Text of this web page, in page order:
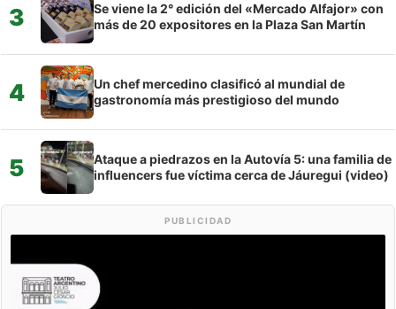
3
Se viene la 2° edición del «Mercado Alfajor» con
más de 20 expositores en la Plaza San Martín
4
Un chef mercedino clasificó al mundial de
gastronomía más prestigioso del mundo
5
Ataque a piedrazos en la Autovía 5: una familia de
influencers fue víctima cerca de Jáuregui (video)
PUBLICIDAD